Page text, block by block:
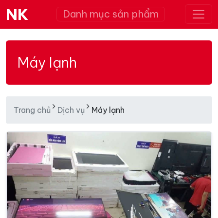
NK Danh mục sản phẩm
Máy lạnh
Trang chủ Dịch vụ Máy lạnh